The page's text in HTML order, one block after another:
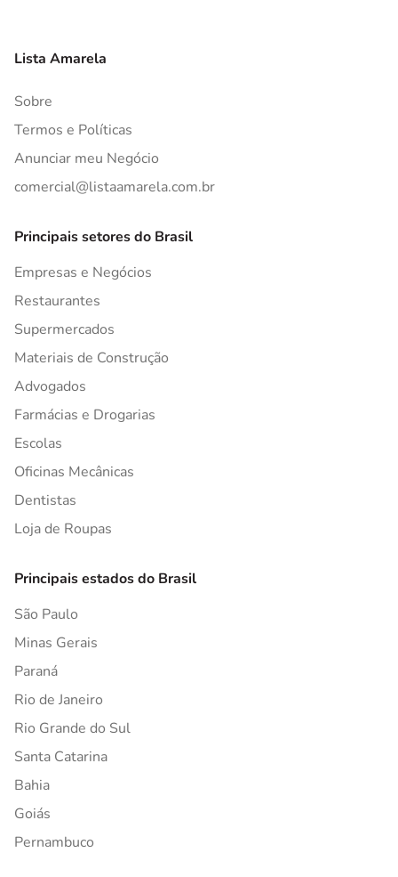
Lista Amarela
Sobre
Termos e Políticas
Anunciar meu Negócio
comercial@listaamarela.com.br
Principais setores do Brasil
Empresas e Negócios
Restaurantes
Supermercados
Materiais de Construção
Advogados
Farmácias e Drogarias
Escolas
Oficinas Mecânicas
Dentistas
Loja de Roupas
Principais estados do Brasil
São Paulo
Minas Gerais
Paraná
Rio de Janeiro
Rio Grande do Sul
Santa Catarina
Bahia
Goiás
Pernambuco